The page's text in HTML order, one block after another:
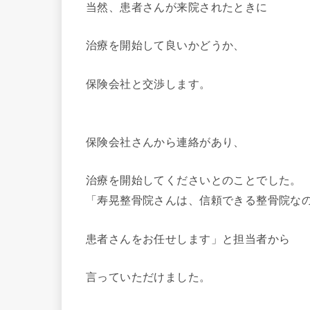
当然、患者さんが来院されたときに
治療を開始して良いかどうか、
保険会社と交渉します。
保険会社さんから連絡があり、
治療を開始してくださいとのことでした。
「寿晃整骨院さんは、信頼できる整骨院な
患者さんをお任せします」と担当者から
言っていただけました。